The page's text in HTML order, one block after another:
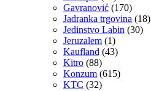
Gavranović (170)
Jadranka trgovina (18)
Jedinstvo Labin (30)
Jeruzalem (1)
Kaufland (43)
Kitro (88)
Konzum (615)
KTC (32)